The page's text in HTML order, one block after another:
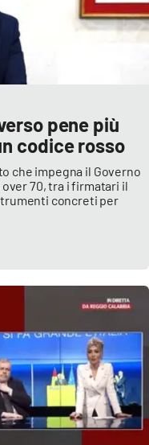
pene più
codice rosso
che impegna il Governo
70, tra i firmatari il
concreti per